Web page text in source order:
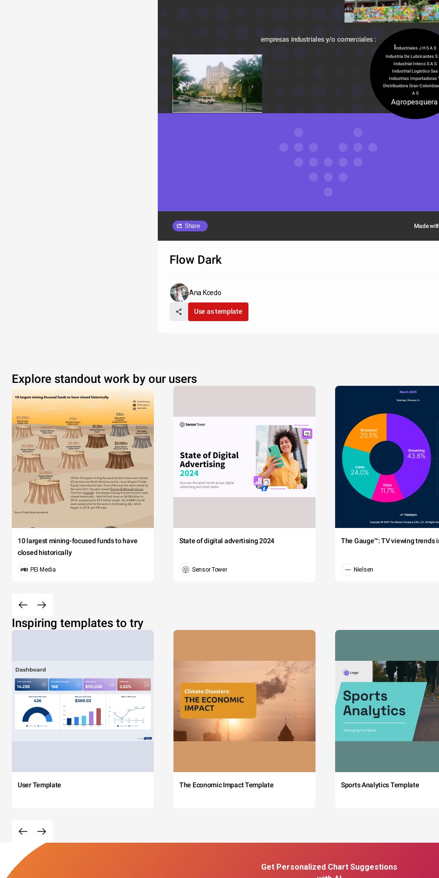
Industriales J H S A S
Industria De Lubricantes S
Industrial Inteco S A S
Industrial Logístico Sas
Industrias Importadoras
Distribuidora Gran
A S
Agropesquera
Industrial Bahía
empresas industriales y/o comerciales :
Share Made
Flow Dark
Ana Kcedo
Use as template
Explore standout work by our users
10 largest mining-focused funds to have
closed historically
PEI Media
State of digital advertising 2024
Sensor Tower
The Gauge™: TV viewing trends
Nielsen
Inspiring templates to try
User Template The Economic Impact Template Sports Analytics Template
Get Personalized Chart Suggestions